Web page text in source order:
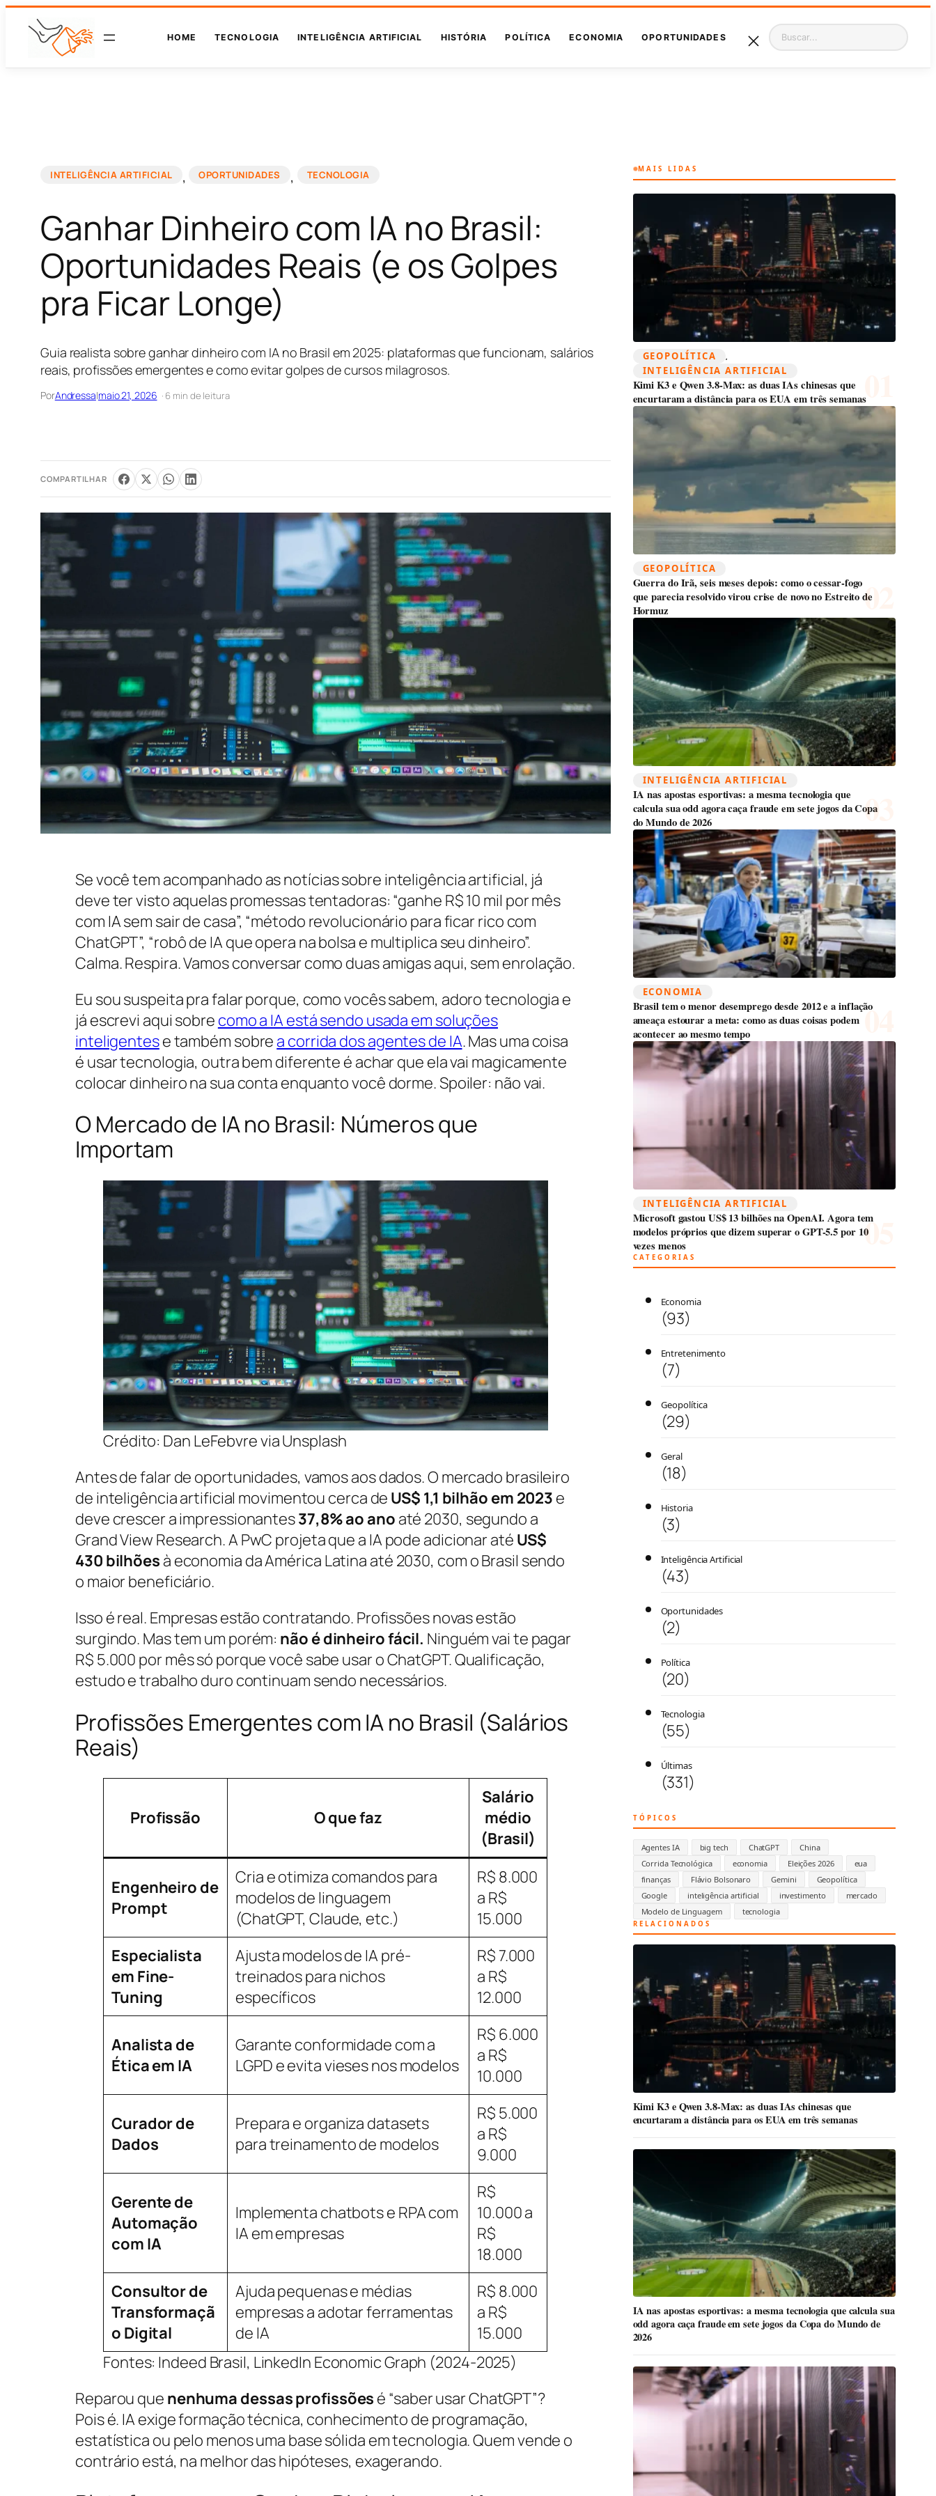
HOME TECNOLOGIA INTELIGÊNCIA ARTIFICIAL HISTÓRIA POLÍTICA ECONOMIA OPORTUNIDADES Pesquisar
INTELIGÊNCIA ARTIFICIAL , OPORTUNIDADES , TECNOLOGIA
Ganhar Dinheiro com IA no Brasil:
Oportunidades Reais (e os Golpes
pra Ficar Longe)
Guia realista sobre ganhar dinheiro com IA no Brasil em 2025: plataformas que funcionam, salários
reais, profissões emergentes e como evitar golpes de cursos milagrosos.
PorAndressa|maio 21, 2026 · 6 min de leitura
COMPARTILHAR
Se você tem acompanhado as notícias sobre inteligência artificial, já
deve ter visto aquelas promessas tentadoras: “ganhe R$ 10 mil por mês
com IA sem sair de casa”, “método revolucionário para ficar rico com
ChatGPT”, “robô de IA que opera na bolsa e multiplica seu dinheiro”.
Calma. Respira. Vamos conversar como duas amigas aqui, sem enrolação.
Eu sou suspeita pra falar porque, como vocês sabem, adoro tecnologia e
já escrevi aqui sobre como a IA está sendo usada em soluções
inteligentese também sobre a corrida dos agentes de IA. Mas uma coisa
é usar tecnologia, outra bem diferente é achar que ela vai magicamente
colocar dinheiro na sua conta enquanto você dorme. Spoiler: não vai.
O Mercado de IA no Brasil: Números que
Importam
Crédito: Dan LeFebvre via Unsplash
Antes de falar de oportunidades, vamos aos dados. O mercado brasileiro
de inteligência artificial movimentou cerca de US$ 1,1 bilhão em 2023 e
deve crescer a impressionantes37,8% ao ano até 2030, segundo a
Grand View Research. A PwC projeta que a IA pode adicionar até US$
430 bilhões à economia da América Latina até 2030, com o Brasil sendo
o maior beneficiário.
Isso é real. Empresas estão contratando. Profissões novas estão
surgindo. Mas tem um porém: não é dinheiro fácil. Ninguém vai te pagar
R$ 5.000 por mês só porque você sabe usar o ChatGPT. Qualificação,
estudo e trabalho duro continuam sendo necessários.
Profissões Emergentes com IA no Brasil (Salários
Reais)
Profissão O que faz
Salário
médio
(Brasil)
Engenheiro de
Prompt
Cria e otimiza comandos para
modelos de linguagem
(ChatGPT, Claude, etc.)
R$ 8.000
a R$
15.000
Especialista
em Fine-
Tuning
Ajusta modelos de IA pré-
treinados para nichos
específicos
R$ 7.000
a R$
12.000
Analista de
Ética em IA
Garante conformidade com a
LGPD e evita vieses nos modelos
R$ 6.000
a R$
10.000
Curador de
Dados
Prepara e organiza datasets
para treinamento de modelos
R$ 5.000
a R$
9.000
Gerente de
Automação
com IA
Implementa chatbots e RPA com
IA em empresas
R$
10.000 a
R$
18.000
Consultor de
Transformaçã
o Digital
Ajuda pequenas e médias
empresas a adotar ferramentas
de IA
R$ 8.000
a R$
15.000
Fontes: Indeed Brasil, LinkedIn Economic Graph (2024-2025)
Reparou que nenhuma dessas profissões é “saber usar ChatGPT”?
Pois é. IA exige formação técnica, conhecimento de programação,
estatística ou pelo menos uma base sólida em tecnologia. Quem vende o
contrário está, na melhor das hipóteses, exagerando.
MAIS LIDAS
GEOPOLÍTICA ,
INTELIGÊNCIA ARTIFICIAL
Kimi K3 e Qwen 3.8-Max: as duas IAs chinesas que
encurtaram a distância para os EUA em três semanas
GEOPOLÍTICA
Guerra do Irã, seis meses depois: como o cessar-fogo
que parecia resolvido virou crise de novo no Estreito de
Hormuz
INTELIGÊNCIA ARTIFICIAL
IA nas apostas esportivas: a mesma tecnologia que
calcula sua odd agora caça fraude em sete jogos da Copa
do Mundo de 2026
ECONOMIA
Brasil tem o menor desemprego desde 2012 e a inflação
ameaça estourar a meta: como as duas coisas podem
acontecer ao mesmo tempo
INTELIGÊNCIA ARTIFICIAL
Microsoft gastou US$ 13 bilhões na OpenAI. Agora tem
modelos próprios que dizem superar o GPT-5.5 por 10
vezes menos
CATEGORIAS
Economia
(93)
Entretenimento
(7)
Geopolítica
(29)
Geral
(18)
Historia
(3)
Inteligência Artificial
(43)
Oportunidades
(2)
Política
(20)
Tecnologia
(55)
Últimas
(331)
TÓPICOS
Agentes IA big tech ChatGPT
China
Corrida Tecnológica
economia Eleições 2026
eua
finanças
Flávio Bolsonaro Gemini
Geopolítica
Google
inteligência artificial investimento
mercado
Modelo de Linguagem
tecnologia
RELACIONADOS
Kimi K3 e Qwen 3.8-Max: as duas IAs chinesas que
encurtaram a distância para os EUA em três semanas
IA nas apostas esportivas: a mesma tecnologia que calcula sua
odd agora caça fraude em sete jogos da Copa do Mundo de
2026